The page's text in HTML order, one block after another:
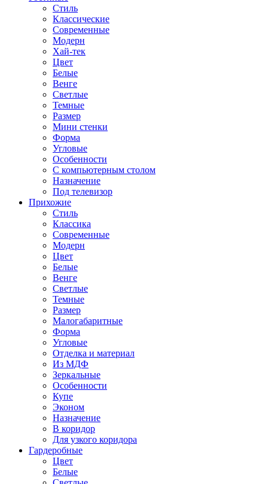
Стиль
Классические
Современные
Модерн
Хай-тек
Цвет
Белые
Венге
Светлые
Темные
Размер
Мини стенки
Форма
Угловые
Особенности
С компьютерным столом
Назначение
Под телевизор
Прихожие
Стиль
Классика
Современные
Модерн
Цвет
Белые
Венге
Светлые
Темные
Размер
Малогабаритные
Форма
Угловые
Отделка и материал
Из МДФ
Зеркальные
Особенности
Купе
Эконом
Назначение
В коридор
Для узкого коридора
Гардеробные
Цвет
Белые